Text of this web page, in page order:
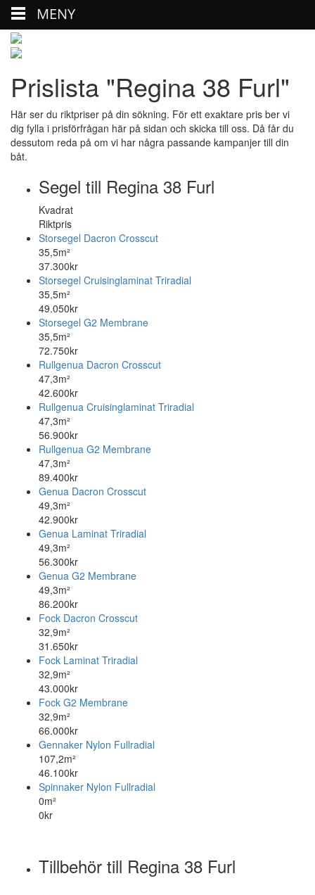
Prislista "Regina 38 Furl"
Här ser du riktpriser på din sökning. För ett exaktare pris ber vi
dig fylla i prisförfrågan här på sidan och skicka till oss. Då får du
dessutom reda på om vi har några passande kampanjer till din
båt.
Segel till Regina 38 Furl
Kvadrat
Riktpris
Storsegel Dacron Crosscut
35,5m²
37.300kr
Storsegel Cruisinglaminat Triradial
35,5m²
49.050kr
Storsegel G2 Membrane
35,5m²
72.750kr
Rullgenua Dacron Crosscut
47,3m²
42.600kr
Rullgenua Cruisinglaminat Triradial
47,3m²
56.900kr
Rullgenua G2 Membrane
47,3m²
89.400kr
Genua Dacron Crosscut
49,3m²
42.900kr
Genua Laminat Triradial
49,3m²
56.300kr
Genua G2 Membrane
49,3m²
86.200kr
Fock Dacron Crosscut
32,9m²
31.650kr
Fock Laminat Triradial
32,9m²
43.000kr
Fock G2 Membrane
32,9m²
66.000kr
Gennaker Nylon Fullradial
107,2m²
46.100kr
Spinnaker Nylon Fullradial
0m²
0kr
Tillbehör till Regina 38 Furl
MENY